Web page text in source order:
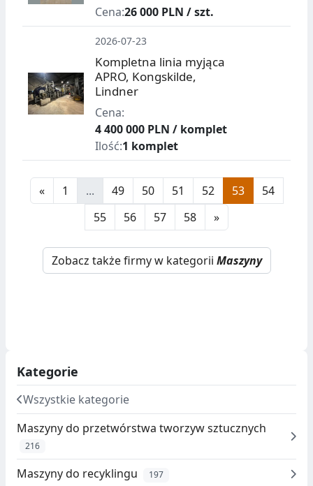
Cena:26 000 PLN / szt.
2026-07-23
Kompletna linia myjąca
APRO, Kongskilde,
Lindner
Cena:
4 400 000 PLN / komplet
Ilość:1 komplet
« 1 ... 49 50 51 52 53
54
55
56 57 58 »
Zobacz także firmy w kategorii Maszyny
Kategorie
Wszystkie kategorie
Maszyny do przetwórstwa tworzyw sztucznych
216
Maszyny do recyklingu 197